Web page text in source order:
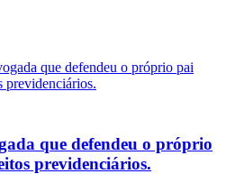
que defendeu o próprio
previdenciários.